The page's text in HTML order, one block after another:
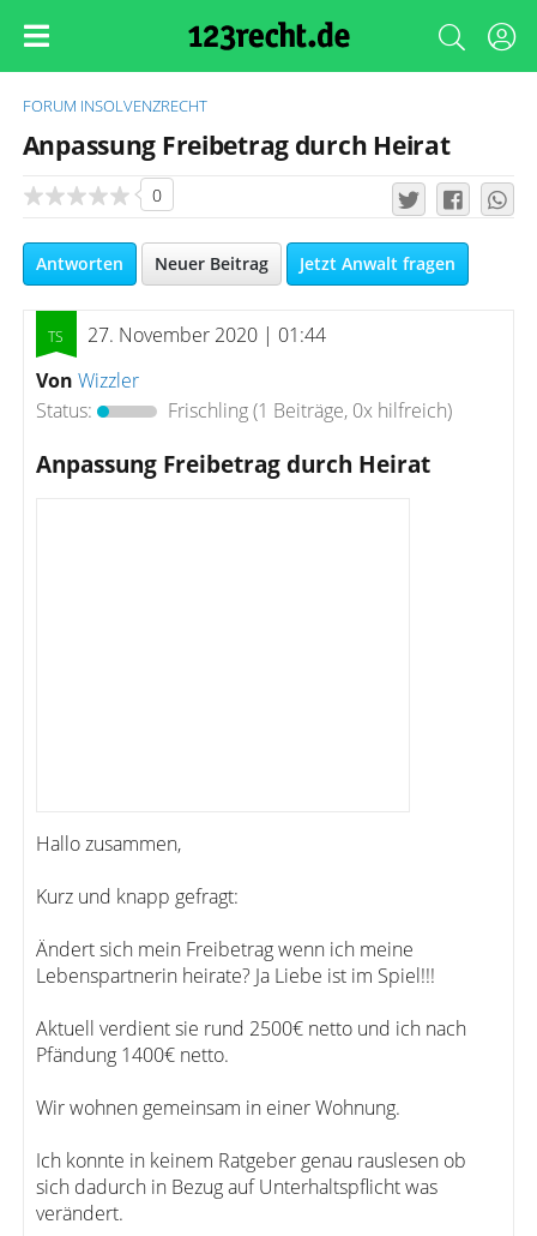
FORUM INSOLVENZRECHT
Anpassung Freibetrag durch Heirat
0
Antworten Neuer Beitrag Jetzt Anwalt fragen
27. November 2020 | 01:44
Von Wizzler
Status:
Frischling(1 Beiträge, 0x hilfreich)
Anpassung Freibetrag durch Heirat
Hallo zusammen,
Kurz und knapp gefragt:
Ändert sich mein Freibetrag wenn ich meine
Lebenspartnerin heirate? Ja Liebe ist im Spiel!!!
Aktuell verdient sie rund 2500€ netto und ich nach
Pfändung 1400€ netto.
Wir wohnen gemeinsam in einer Wohnung.
Ich konnte in keinem Ratgeber genau rauslesen ob
sich dadurch in Bezug auf Unterhaltspflicht was
verändert.